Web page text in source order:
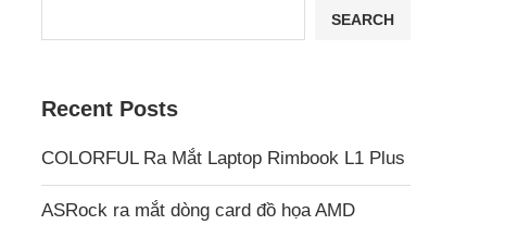
SEARCH
Recent Posts
COLORFUL Ra Mắt Laptop Rimbook L1 Plus
ASRock ra mắt dòng card đồ họa AMD